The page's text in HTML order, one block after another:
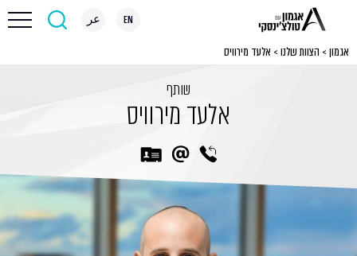
EN عر
אגמון > הצוות שלנו > אלעד מירוויס
שותף
אלעד מירוויס